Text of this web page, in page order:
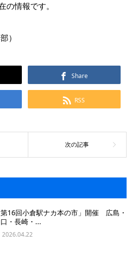
情報です。
）
Share
RSS
第16回小倉駅ナカ本の市」開催 広島・
・長崎・...
2026.04.22